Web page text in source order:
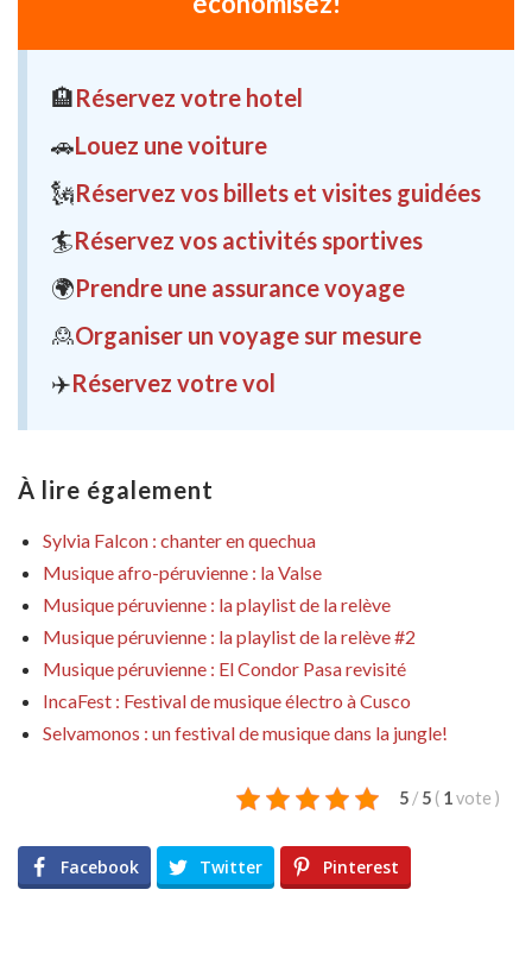
🏨Réservez votre hotel
🚗Louez une voiture
🗽Réservez vos billets et visites guidées
🏄Réservez vos activités sportives
🌍Prendre une assurance voyage
🙎Organiser un voyage sur mesure
✈️Réservez votre vol
À lire également
Sylvia Falcon : chanter en quechua
Musique afro-péruvienne : la Valse
Musique péruvienne : la playlist de la relève
Musique péruvienne : la playlist de la relève #2
Musique péruvienne : El Condor Pasa revisité
IncaFest : Festival de musique électro à Cusco
Selvamonos : un festival de musique dans la jungle!
5 / 5 ( 1vote )
Facebook Twitter Pinterest